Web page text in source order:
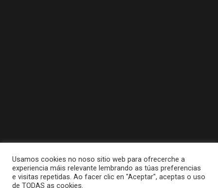
Usamos cookies no noso sitio web para ofrecerche a
experiencia máis relevante lembrando as túas preferencias
e visitas repetidas. Ao facer clic en "Aceptar", aceptas o uso
de TODAS as cookies.